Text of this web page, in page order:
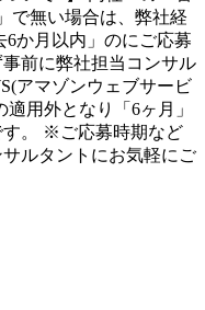
で無い場合は、弊社経
か月以内」のにご応募
前に弊社担当コンサル
アマゾンウェブサービ
用外となり「6ヶ月」
す。 ※ご応募時期など
ルタントにお気軽にご